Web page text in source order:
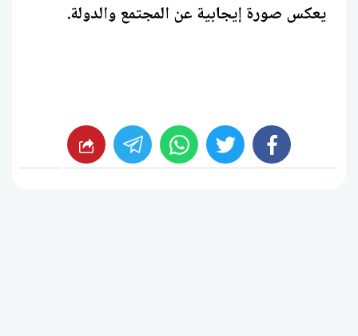
يعكس صورة إيجابية عن المجتمع والدولة.
facebook
twitter
whats شارك